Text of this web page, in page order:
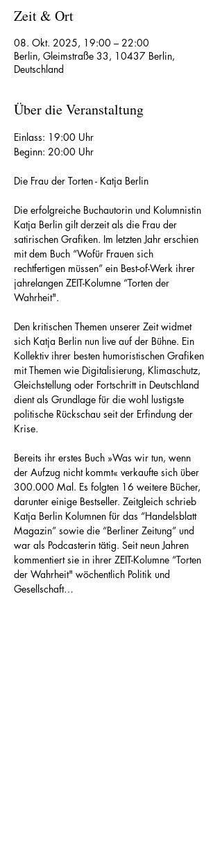
Zeit & Ort
08. Okt. 2025, 19:00 – 22:00
Berlin, Gleimstraße 33, 10437 Berlin,
Deutschland
Über die Veranstaltung
Einlass: 19:00 Uhr
Beginn: 20:00 Uhr
Die Frau der Torten - Katja Berlin
Die erfolgreiche Buchautorin und Kolumnistin
Katja Berlin gilt derzeit als die Frau der
satirischen Grafiken. Im letzten Jahr erschien
mit dem Buch “Wofür Frauen sich
rechtfertigen müssen” ein Best-of-Werk ihrer
jahrelangen ZEIT-Kolumne “Torten der
Wahrheit".
Den kritischen Themen unserer Zeit widmet
sich Katja Berlin nun live auf der Bühne. Ein
Kollektiv ihrer besten humoristischen Grafiken
mit Themen wie Digitalisierung, Klimaschutz,
Gleichstellung oder Fortschritt in Deutschland
dient als Grundlage für die wohl lustigste
politische Rückschau seit der Erfindung der
Krise.
Bereits ihr erstes Buch »Was wir tun, wenn
der Aufzug nicht kommt« verkaufte sich über
300.000 Mal. Es folgten 16 weitere Bücher,
darunter einige Bestseller. Zeitgleich schrieb
Katja Berlin Kolumnen für das “Handelsblatt
Magazin” sowie die “Berliner Zeitung” und
war als Podcasterin tätig. Seit neun Jahren
kommentiert sie in ihrer ZEIT-Kolumne “Torten
der Wahrheit" wöchentlich Politik und
Gesellschaft…